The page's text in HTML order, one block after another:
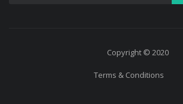
Copyright © 2020
Terms & Conditions